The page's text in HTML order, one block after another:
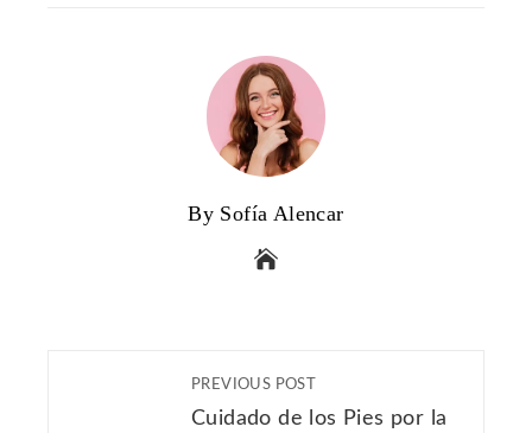
By Sofía Alencar
PREVIOUS POST
Cuidado de los Pies por la